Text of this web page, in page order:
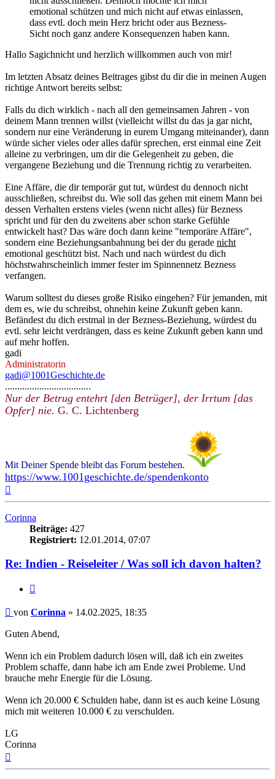
emotional schützen und mich nicht auf etwas einlassen,
dass evtl. doch mein Herz bricht oder aus Bezness-
Sicht noch ganz andere Konsequenzen haben kann.
Hallo Sagichnicht und herzlich willkommen auch von mir!
Im letzten Absatz deines Beitrages gibst du dir die in meinen Augen
richtige Antwort bereits selbst:
Falls du dich wirklich - nach all den gemeinsamen Jahren - von
deinem Mann trennen willst (vielleicht willst du das ja gar nicht,
sondern nur eine Veränderung in eurem Umgang miteinander), dann
würde sicher vieles oder alles dafür sprechen, erst einmal eine Zeit
alleine zu verbringen, um dir die Gelegenheit zu geben, die
vergangene Beziehung und die Trennung richtig zu verarbeiten.
Eine Affäre, die dir temporär gut tut, würdest du dennoch nicht
ausschließen, schreibst du. Wie soll das gehen mit einem Mann bei
dessen Verhalten erstens vieles (wenn nicht alles) für Bezness
spricht und für den du zweitens aber schon starke Gefühle
entwickelt hast? Das wäre doch dann keine "temporäre Affäre",
sondern eine Beziehungsanbahnung bei der du gerade nicht
emotional geschützt bist. Nach und nach würdest du dich
höchstwahrscheinlich immer fester im Spinnennetz Bezness
verfangen.
Warum solltest du dieses große Risiko eingehen? Für jemanden, mit
dem es, wie du schreibst, ohnehin keine Zukunft geben kann.
Befändest du dich erstmal in der Bezness-Beziehung, würdest du
evtl. sehr leicht verdrängen, dass es keine Zukunft geben kann und
auf mehr hoffen.
gadi
Administratorin
gadi@1001Geschichte.de
...................................
Nur der Betrug entehrt [den Betrüger], der Irrtum [das
Opfer] nie. G. C. Lichtenberg
Mit Deiner Spende bleibt das Forum bestehen.
https://www.1001geschichte.de/spendenkonto
Corinna
Beiträge: 427
Registriert: 12.01.2014, 07:07
Re: Indien - Reiseleiter / Was soll ich davon halten?
Beitrag
von Corinna » 14.02.2025, 18:35
Guten Abend,
Wenn ich ein Problem dadurch lösen will, daß ich ein zweites
Problem schaffe, dann habe ich am Ende zwei Probleme. Und
brauche mehr Energie für die Lösung.
Wenn ich 20.000 € Schulden habe, dann ist es auch keine Lösung
mich mit weiteren 10.000 € zu verschulden.
LG
Corinna